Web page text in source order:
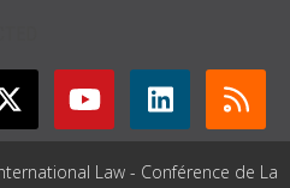
Law - Conférence de La